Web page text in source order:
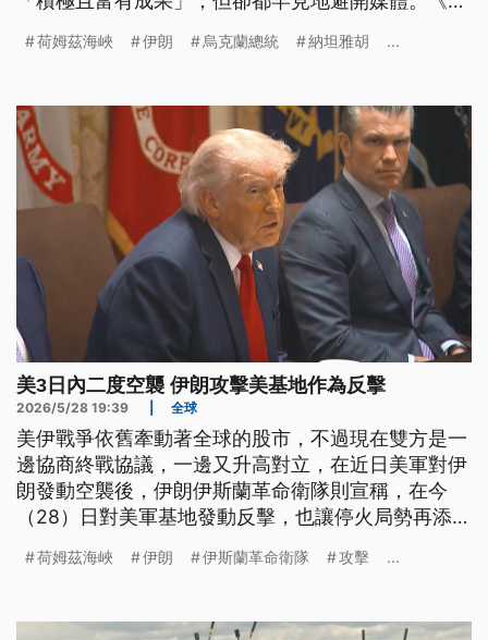
和平談判仍無突破，伊朗態度依舊強硬，川普想要盡
荷姆茲海峽 伊朗 烏克蘭總統 納坦雅胡 ...
美3日內二度空襲 伊朗攻擊美基地作為反擊
2026/5/28 19:39 全球
美伊戰爭依舊牽動著全球的股市，不過現在雙方是一
邊協商終戰協議，一邊又升高對立，在近日美軍對伊
朗發動空襲後，伊朗伊斯蘭革命衛隊則宣稱，在今
（28）日對美軍基地發動反擊，也讓停火局勢再添變
提出的條件，並且間接否認了伊朗跟阿曼要共管荷姆
荷姆茲海峽 伊朗 伊斯蘭革命衛隊 攻擊 ...